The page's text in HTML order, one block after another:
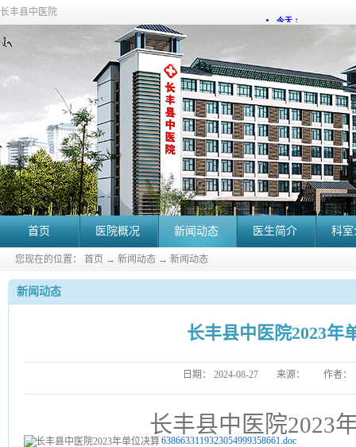
长丰县中医院
首页 医院概况 新闻动态 医生简介 科
您现在的位置： 首页 → 新闻动态 → 新闻动态
新闻动态
长丰县中医院2023年
日期： 2024-08-27 来源： 作者：
长丰县中医院2023
6386633119323054999358661.doc